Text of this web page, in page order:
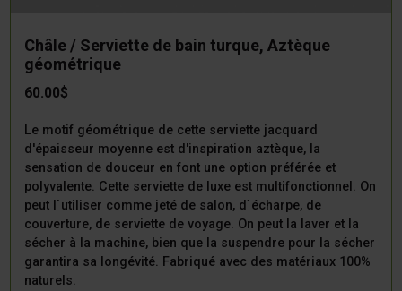
Châle / Serviette de bain turque, Aztèque
géométrique
60.00$
Le motif géométrique de cette serviette jacquard
d'épaisseur moyenne est d'inspiration aztèque, la
sensation de douceur en font une option préférée et
polyvalente. Cette serviette de luxe est multifonctionnel. On
peut l`utiliser comme jeté de salon, d`écharpe, de
couverture, de serviette de voyage. On peut la laver et la
sécher à la machine, bien que la suspendre pour la sécher
garantira sa longévité. Fabriqué avec des matériaux 100%
naturels.